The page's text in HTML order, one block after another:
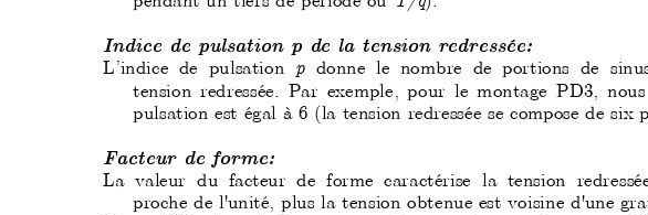
Indice de pulsation p de la tension redressée:
L’indice de pulsation p donne le nombre de portions de
tension redressée. Par exemple, pour le montage PD3,
pulsation est égal à 6 (la tension redressée se compose de six
Facteur de forme:
La valeur du facteur de forme caractérise la tension
proche de l'unité, plus la tension obtenue est voisine d'une